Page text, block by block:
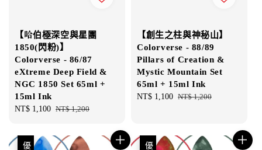
【哈伯極深空與星團
1850(閃粉)】
Colorverse - 86/87
eXtreme Deep Field &
NGC 1850 Set 65ml +
15ml Ink
Sale
NT$ 1,100 Regular
NT$ 1,200
【創生之柱與神秘山】
Colorverse - 88/89
Pillars of Creation &
Mystic Mountain Set
65ml + 15ml Ink
Sale
NT$ 1,100 Regular
NT$ 1,200